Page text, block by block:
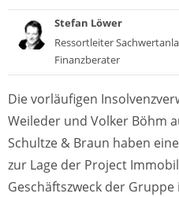
Stefan Löwer
Ressortleiter
Finanzberater
Die vorläufigen
Weileder und Volker Böhm
Schultze & Braun haben
zur Lage der Project
Geschäftszweck der